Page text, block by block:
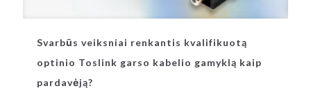
Svarbūs veiksniai renkantis kvalifikuotą
optinio Toslink garso kabelio gamyklą kaip
pardavėją?